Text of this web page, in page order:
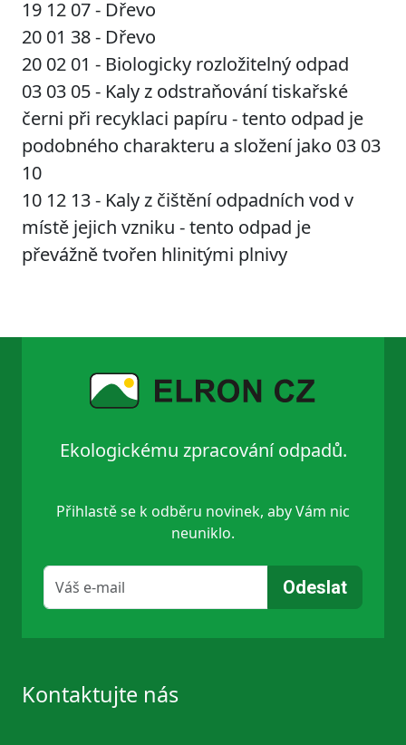
19 12 07 - Dřevo
20 01 38 - Dřevo
20 02 01 - Biologicky rozložitelný odpad
03 03 05 - Kaly z odstraňování tiskařské
černi při recyklaci papíru - tento odpad je
podobného charakteru a složení jako 03 03
10
10 12 13 - Kaly z čištění odpadních vod v
místě jejich vzniku - tento odpad je
převážně tvořen hlinitými plnivy
Ekologickému zpracování odpadů.
Přihlastě se k odběru novinek, aby Vám nic
neuniklo.
Kontaktujte nás